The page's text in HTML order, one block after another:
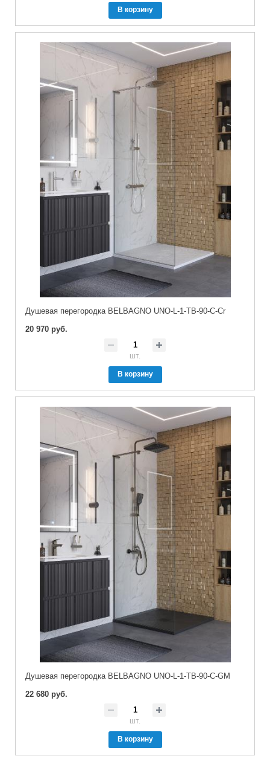
В корзину
Душевая перегородка BELBAGNO UNO-L-1-TB-90-C-Cr
20 970 руб.
шт.
В корзину
Душевая перегородка BELBAGNO UNO-L-1-TB-90-C-GM
22 680 руб.
шт.
В корзину